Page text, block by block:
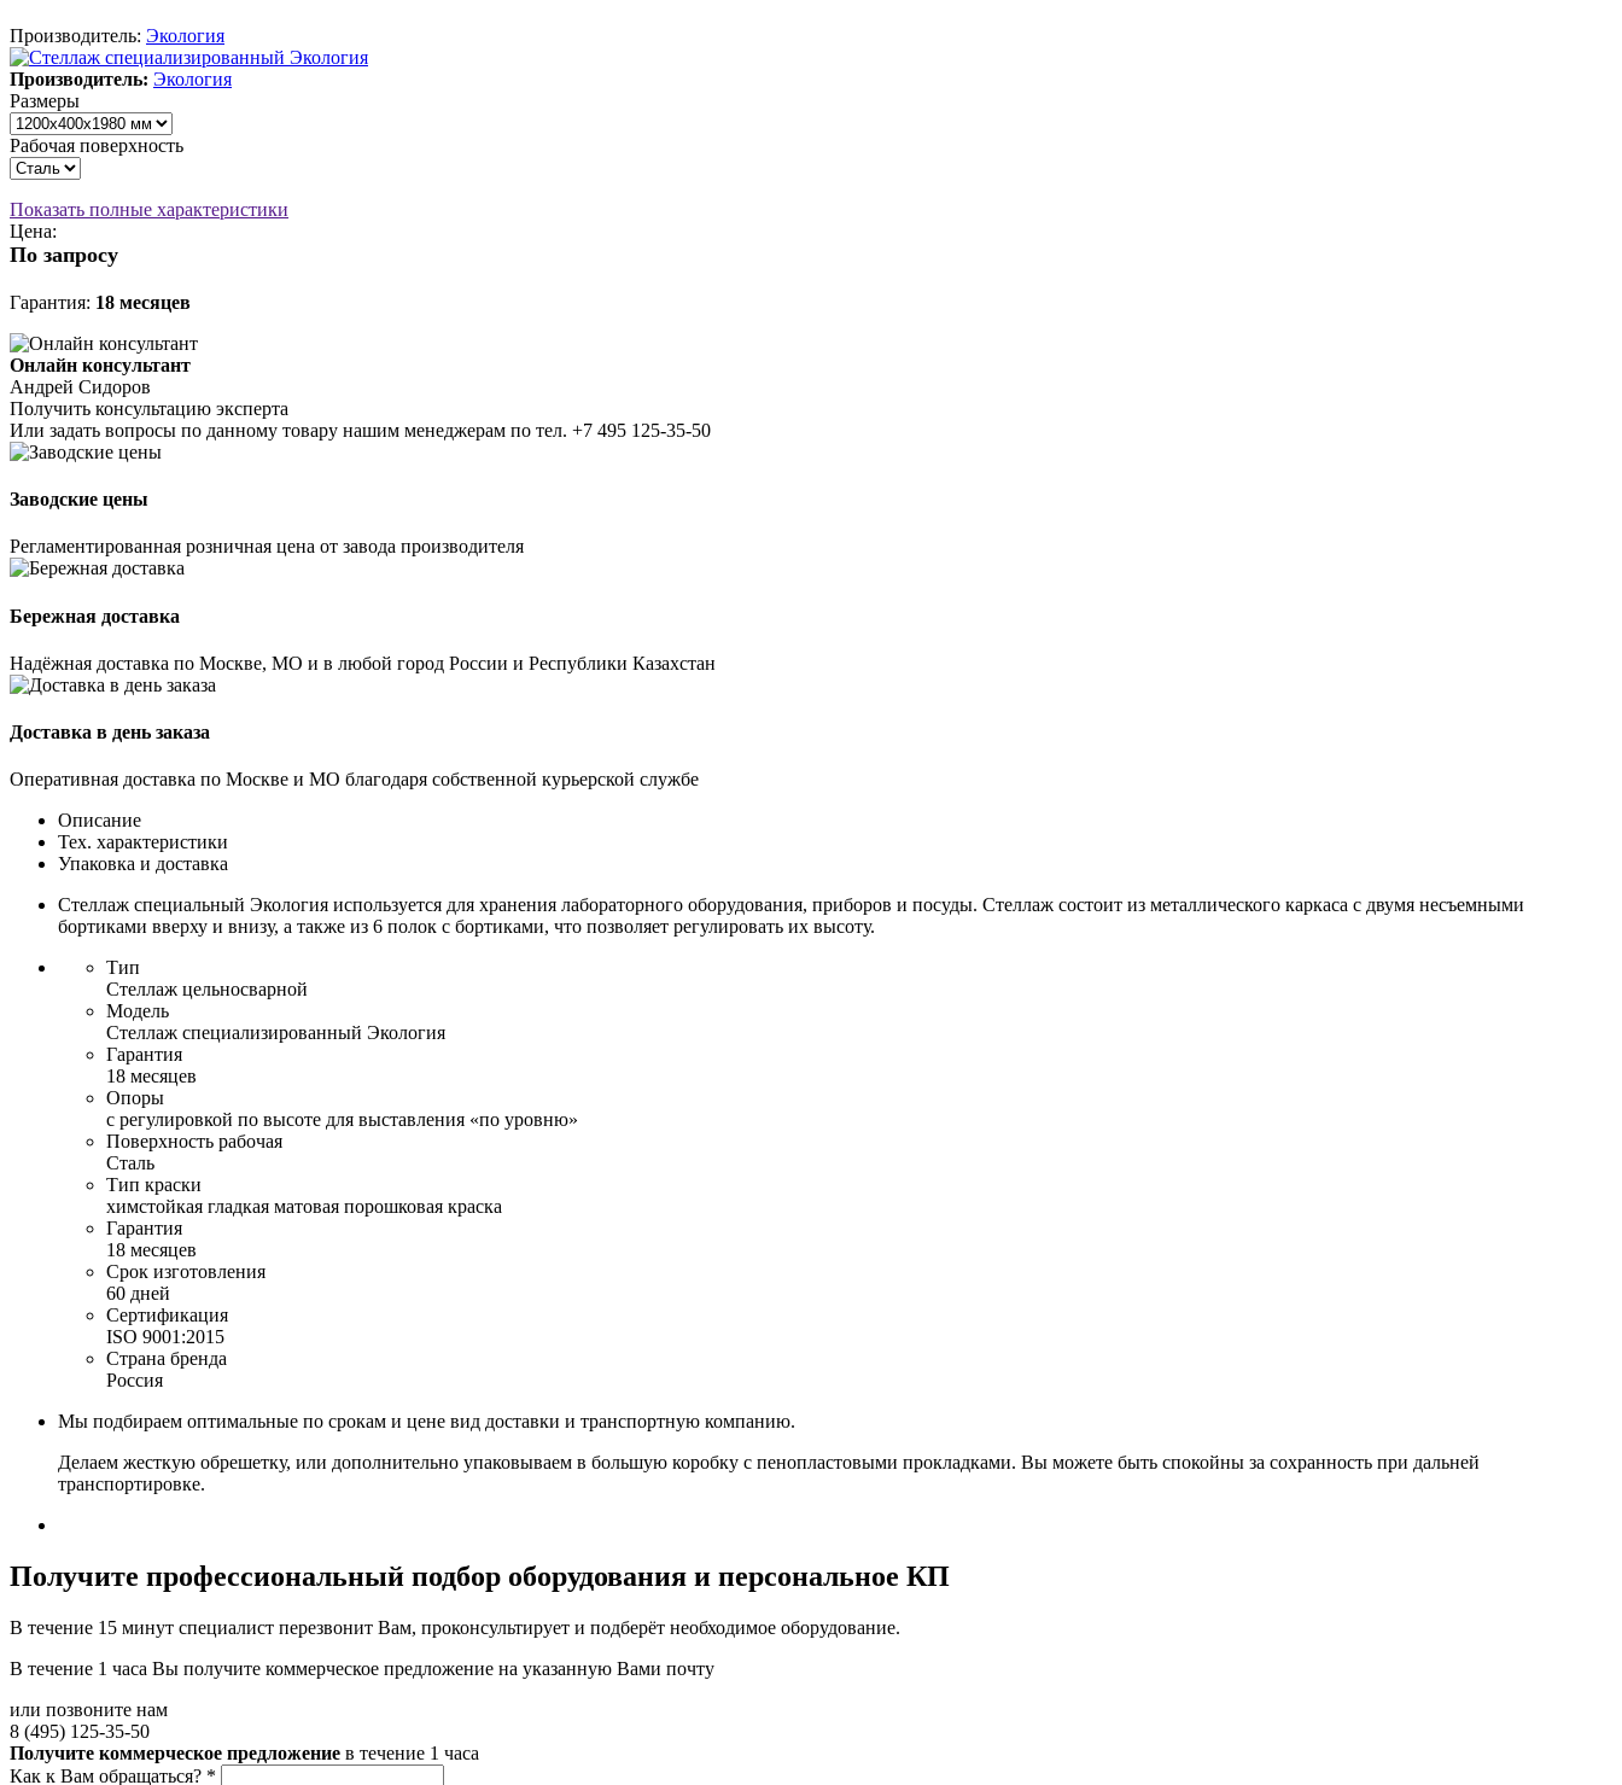
Производитель: Экология
Производитель: Экология
Размеры
Рабочая поверхность
Показать полные характеристики
Цена:
По запросу
Гарантия: 18 месяцев
Онлайн консультант
Андрей Сидоров
Получить консультацию эксперта
Или задать вопросы по данному товару нашим менеджерам по тел. +7 495 125-35-50
Заводские цены
Регламентированная розничная цена от завода производителя
Бережная доставка
Надёжная доставка по Москве, МО и в любой город России и Республики Казахстан
Доставка в день заказа
Оперативная доставка по Москве и МО благодаря собственной курьерской службе
Описание
Тех. характеристики
Упаковка и доставка
Стеллаж специальный Экология используется для хранения лабораторного оборудования, приборов и посуды. Стеллаж состоит из металлического каркаса с двумя несъемными
бортиками вверху и внизу, а также из 6 полок с бортиками, что позволяет регулировать их высоту.
Тип
Стеллаж цельносварной
Модель
Стеллаж специализированный Экология
Гарантия
18 месяцев
Опоры
с регулировкой по высоте для выставления «по уровню»
Поверхность рабочая
Сталь
Тип краски
химстойкая гладкая матовая порошковая краска
Гарантия
18 месяцев
Срок изготовления
60 дней
Сертификация
ISO 9001:2015
Страна бренда
Россия
Мы подбираем оптимальные по срокам и цене вид доставки и транспортную компанию.
Делаем жесткую обрешетку, или дополнительно упаковываем в большую коробку с пенопластовыми прокладками. Вы можете быть спокойны за сохранность при дальней
транспортировке.
Получите профессиональный подбор оборудования и персональное КП
В течение 15 минут специалист перезвонит Вам, проконсультирует и подберёт необходимое оборудование.
В течение 1 часа Вы получите коммерческое предложение на указанную Вами почту
или позвоните нам
8 (495) 125-35-50
Получите коммерческое предложение в течение 1 часа
Как к Вам обращаться? *